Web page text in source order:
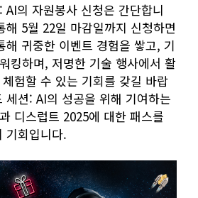
AI의 자원봉사 신청은 간단합니
해 5월 22일 마감일까지 신청하면
해 귀중한 이벤트 경험을 쌓고, 기
킹하며, 저명한 기술 행사에서 활
험할 수 있는 기회를 갖길 바랍
세션: AI의 성공을 위해 기여하는
디스럽트 2025에 대한 패스를
기회입니다.